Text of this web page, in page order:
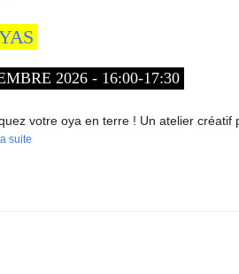
2026 - 16:00-17:30
votre oya en terre ! Un atelier
suite